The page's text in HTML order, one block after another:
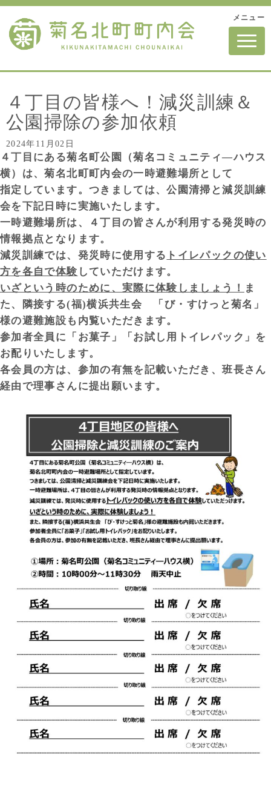
メニュー
N
a
v
i
４丁目の皆様へ！減災訓練＆
公園掃除の参加依頼
2024年11月02日
４丁目にある菊名町公園（菊名コミュニティ―ハウス
横）は、菊名北町町内会の一時避難場所として
指定しています。 つきましては、公園清掃と減災訓練
会を下記日時に実施いたします。
一時避難場所は、
４丁目の皆さんが利用する発災時の
情報拠点となります。
減災訓練では、発災時に使用する トイレパックの使い
方を各自で体験 していただけます。
いざという時のために、実際に体験しましょう！ ま
た、隣接する(福)横浜共生会 「び・すけっと菊名」
様の避難施設も内覧いただきます。
参加者全員に「お菓子」「お試し用トイレパック」を
お配りいたします。
各会員の方は、参加の有無を記載いただき、班長さん
経由で理事さんに提出願います。